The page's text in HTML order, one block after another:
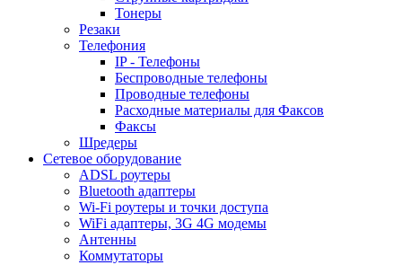
Тонеры
Резаки
Телефония
IP - Телефоны
Беспроводные телефоны
Проводные телефоны
Расходные материалы для Факсов
Факсы
Шредеры
Сетевое оборудование
ADSL роутеры
Bluetooth адаптеры
Wi-Fi роутеры и точки доступа
WiFi адаптеры, 3G 4G модемы
Антенны
Коммутаторы